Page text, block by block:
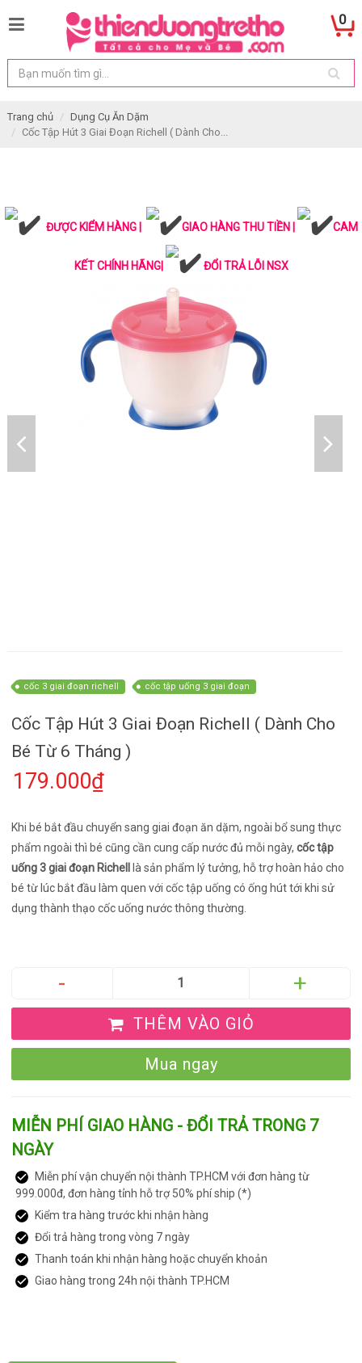
0
Trang chủ
Dụng Cụ Ăn Dặm
Cốc Tập Hút 3 Giai Đoạn Richell ( Dành Cho...
ĐƯỢC KIỂM HÀNG | GIAO HÀNG THU TIỀN | CAM
KẾT CHÍNH HÃNG| ĐỔI TRẢ LỖI NSX
cốc 3 giai đoạn richell cốc tập uống 3 giai đoạn
Cốc Tập Hút 3 Giai Đoạn Richell ( Dành Cho
Bé Từ 6 Tháng )
179.000₫
Khi bé bắt đầu chuyển sang giai đoạn ăn dặm, ngoài bổ sung thực
phẩm ngoài thì bé cũng cần cung cấp nước đủ mỗi ngày, cốc tập
uống 3 giai đoạn Richelllà sản phẩm lý tưởng, hỗ trợ hoàn hảo cho
bé từ lúc bắt đầu làm quen với cốc tập uống có ống hút tới khi sử
dụng thành thạo cốc uống nước thông thường.
THÊM VÀO GIỎ
Mua ngay
MIỄN PHÍ GIAO HÀNG - ĐỔI TRẢ TRONG 7
NGÀY
Miễn phí vận chuyển nội thành TP.HCM với đơn hàng từ
999.000đ, đơn hàng tỉnh hỗ trợ 50% phí ship (*)
Kiểm tra hàng trước khi nhận hàng
Đổi trả hàng trong vòng 7 ngày
Thanh toán khi nhận hàng hoặc chuyển khoản
Giao hàng trong 24h nội thành TP.HCM